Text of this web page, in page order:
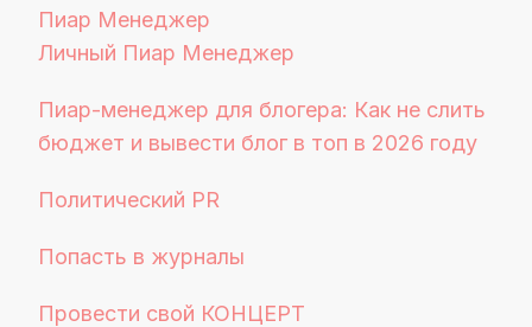
Пиар Менеджер
Личный Пиар Менеджер
Пиар-менеджер для блогера: Как не слить
бюджет и вывести блог в топ в 2026 году
Политический PR
Попасть в журналы
Провести свой КОНЦЕРТ